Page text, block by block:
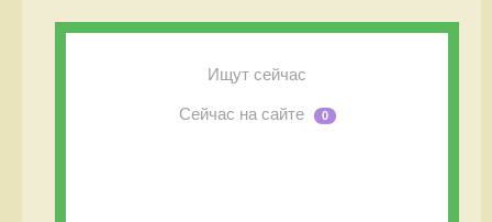
Ищут сейчас
Сейчас на сайте 0